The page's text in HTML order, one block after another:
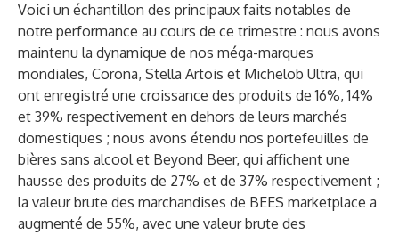
Voici un échantillon des principaux faits notables de
notre performance au cours de ce trimestre : nous avons
maintenu la dynamique de nos méga-marques
mondiales, Corona, Stella Artois et Michelob Ultra, qui
ont enregistré une croissance des produits de 16%, 14%
et 39% respectivement en dehors de leurs marchés
domestiques ; nous avons étendu nos portefeuilles de
bières sans alcool et Beyond Beer, qui affichent une
hausse des produits de 27% et de 37% respectivement ;
la valeur brute des marchandises de BEES marketplace a
augmenté de 55%, avec une valeur brute des